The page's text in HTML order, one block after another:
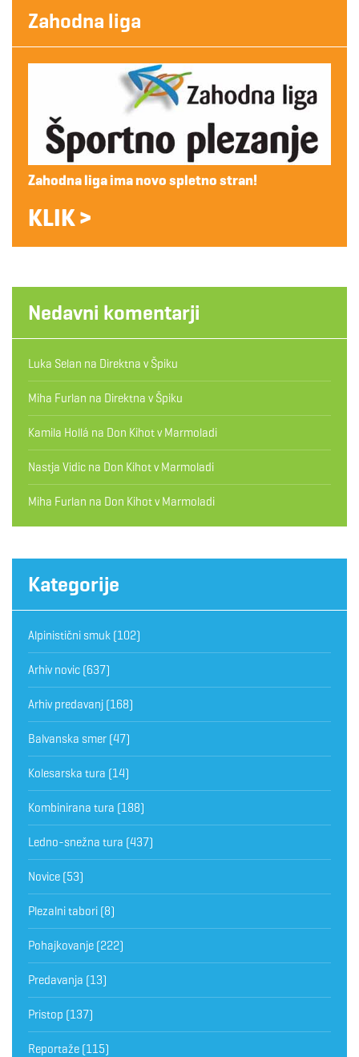
Zahodna liga
Zahodna liga ima novo spletno stran!
KLIK >
Nedavni komentarji
Luka Selan na Direktna v Špiku
Miha Furlan na Direktna v Špiku
Kamila Hollá na Don Kihot v Marmoladi
Nastja Vidic na Don Kihot v Marmoladi
Miha Furlan na Don Kihot v Marmoladi
Kategorije
Alpinistični smuk (102)
Arhiv novic (637)
Arhiv predavanj (168)
Balvanska smer (47)
Kolesarska tura (14)
Kombinirana tura (188)
Ledno-snežna tura (437)
Novice (53)
Plezalni tabori (8)
Pohajkovanje (222)
Predavanja (13)
Pristop (137)
Reportaže (115)